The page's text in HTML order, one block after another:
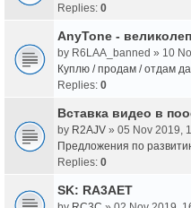
Replies: 0
AnyTone -
by R6LAA_banned » 10
Куплю / продам / отдам
Replies: 0
Вставка видео в
by R2AJV » 05 Nov 2019,
Предложения по
Replies: 0
SK: RA3AET